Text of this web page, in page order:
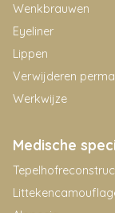
Wenkbrauwen
Eyeliner
Lippen
Verwijderen
Werkwijze
Medische